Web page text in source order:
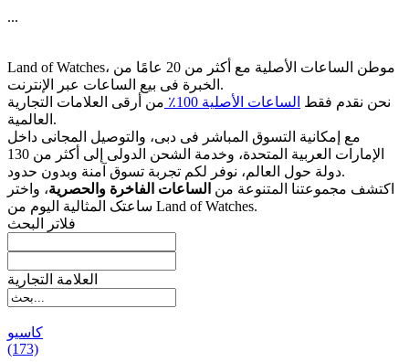
...
Land of Watches، موطن الساعات الأصلیة مع أکثر من 20 عامًا من
الخبرة فی بیع الساعات عبر الإنترنت.
نحن نقدم فقط الساعات الأصلیة 100٪
من أرقى العلامات التجاریة
العالمیة.
مع إمکانیة التسوق المباشر فی دبی، والتوصیل المجانی داخل
الإمارات العربیة المتحدة، وخدمة الشحن الدولی إلى أکثر من 130
دولة حول العالم، نوفر لکم تجربة تسوق آمنة وبدون حدود.
اکتشف مجموعتنا المتنوعة من الساعات الفاخرة والحصریة، واختر
ساعتک المثالیة الیوم من Land of Watches.
فلاتر البحث
العلامة التجارية
کاسیو
(173)